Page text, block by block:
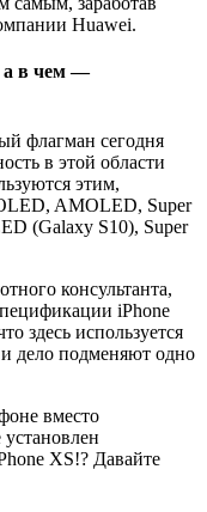
Huawei.
а в чем —
флагман сегодня
в этой области
этим,
AMOLED, Super
(Galaxy S10), Super
консультанта,
iPhone
здесь используется
дело подменяют одно
вместо
XS!? Давайте